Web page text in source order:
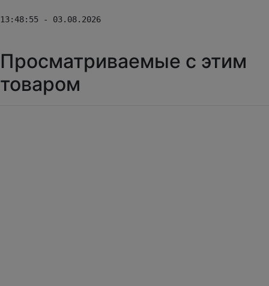
13:48:55 - 03.08.2026
Просматриваемые с этим
товаром